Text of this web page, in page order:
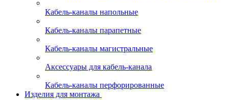
Кабель-каналы напольные
Кабель-каналы парапетные
Кабель-каналы магистральные
Аксессуары для кабель-канала
Кабель-каналы перфорированные
Изделия для монтажа